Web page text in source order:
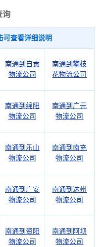
询
可查看详细说明
南通到自贡
物流公司
南通到攀枝
花物流公司
南通到绵阳
物流公司
南通到广元
物流公司
南通到乐山
物流公司
南通到南充
物流公司
南通到广安
物流公司
南通到达州
物流公司
南通到资阳
物流公司
南通到阿坝
物流公司